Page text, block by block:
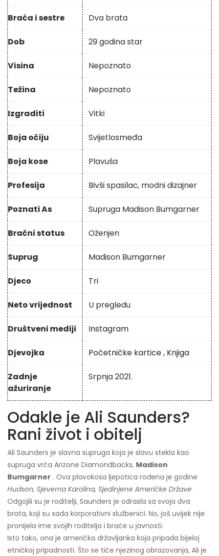
Braća i sestre Dva brata
Dob 29 godina star
Visina Nepoznato
Težina Nepoznato
Izgraditi Vitki
Boja očiju Svijetlosmeđa
Boja kose Plavuša
Profesija Bivši spasilac, modni dizajner
Poznati As Supruga Madison Bumgarner
Bračni status Oženjen
Suprug Madison Bumgarner
Djeco Tri
Neto vrijednost U pregledu
Društveni mediji Instagram
Djevojka Početničke kartice, Knjiga
Zadnje
ažuriranje
Srpnja 2021.
Odakle je Ali Saunders?
Rani život i obitelj
Ali Saunders je slavna supruga koja je slavu stekla kao
supruga vrča Arizone Diamondbacks, Madison
Bumgarner . Ova plavokosa ljepotica rođena je godine
Hudson, Sjeverna Karolina, Sjedinjene Američke Države .
Odgojili su je roditelji, Saunders je odrasla sa svoja dva
brata, koji su sada korporativni službenici. No, još uvijek nije
pronijela ime svojih roditelja i braće u javnosti.
Isto tako, ona je američka državljanka koja pripada bijeloj
etničkoj pripadnosti. Što se tiče njezinog obrazovanja, Ali je